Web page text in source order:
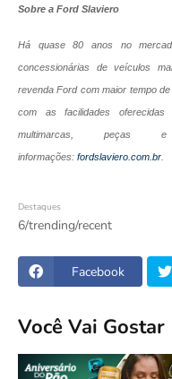
Sobre a Ford Slaviero
Há quase 80 anos no
concessionárias de veículos
revenda Ford com maior tempo
com as facilidades
multimarcas, peças
informações: fordslaviero.com.br
Destaques
6/trending/recent
Facebook
Você Vai Gostar